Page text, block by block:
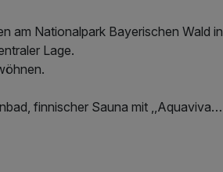
am Nationalpark Bayerischen Wald in
Lage.
finnischer Sauna mit ,,Aquaviva",
mit Internetanschluss und
des Fitnessbereichs, Nutzung